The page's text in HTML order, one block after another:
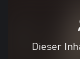
Dieser